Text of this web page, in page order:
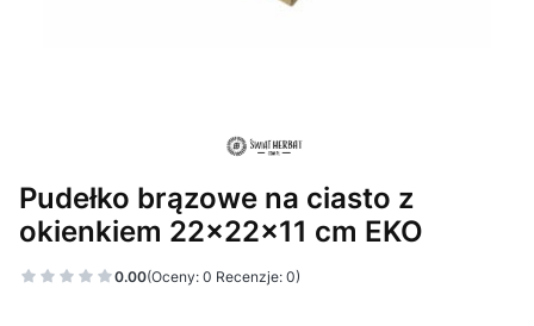
Pudełko brązowe na ciasto z
okienkiem 22x22x11 cm EKO
0.00(Oceny: 0 Recenzje: 0)